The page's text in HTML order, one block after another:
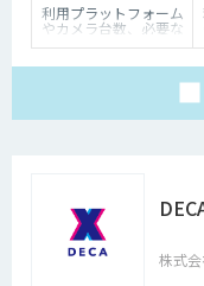
利用プラットフォーム
やカメラ台数、必要な
チューニングの量によ
株式